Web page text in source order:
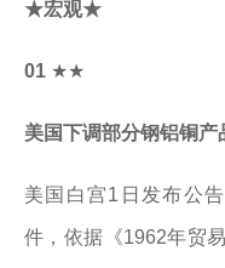
★宏观★
01 ★★
美国下调部分钢铝铜产
美国白宫1日发布公
件，依据《1962年贸